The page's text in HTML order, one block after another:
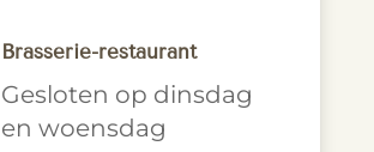
Brasserie-restaurant
Gesloten op dinsdag
en woensdag